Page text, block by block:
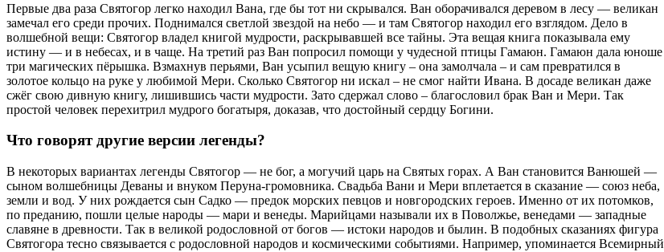
Первые два раза Святогор легко находил Вана, где бы тот ни скрывался. Ван оборачивался деревом в лесу — великан
замечал его среди прочих. Поднимался светлой звездой на небо — и там Святогор находил его взглядом. Дело в
волшебной вещи: Святогор владел книгой мудрости, раскрывавшей все тайны. Эта вещая книга показывала ему
истину — и в небесах, и в чаще. На третий раз Ван попросил помощи у чудесной птицы Гамаюн. Гамаюн дала юноше
три магических пёрышка. Взмахнув перьями, Ван усыпил вещую книгу – она замолчала – и сам превратился в
золотое кольцо на руке у любимой Мери. Сколько Святогор ни искал – не смог найти Ивана. В досаде великан даже
сжёг свою дивную книгу, лишившись части мудрости. Зато сдержал слово – благословил брак Ван и Мери. Так
простой человек перехитрил мудрого богатыря, доказав, что достойный сердцу Богини.
Что говорят другие версии легенды?
В некоторых вариантах легенды Святогор — не бог, а могучий царь на Святых горах. А Ван становится Ванюшей —
сыном волшебницы Деваны и внуком Перуна-громовника. Свадьба Вани и Мери вплетается в сказание — союз неба,
земли и вод. У них рождается сын Садко — предок морских певцов и новгородских героев. Именно от их потомков,
по преданию, пошли целые народы — мари и венеды. Марийцами называли их в Поволжье, венедами — западные
славяне в древности. Так в великой родословной от богов — истоки народов и былин. В подобных сказаниях фигура
Святогора тесно связывается с родословной народов и космическими событиями. Например, упоминается Всемирный